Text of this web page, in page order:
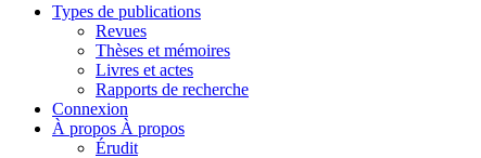
Types de publications
Revues
Thèses et mémoires
Livres et actes
Rapports de recherche
Connexion
À propos À propos
Érudit